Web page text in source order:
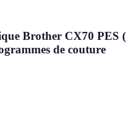
Brother CX70 PES (
de couture